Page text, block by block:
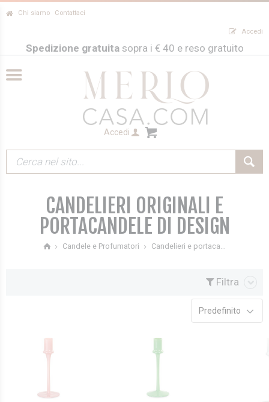
Chi siamo Contattaci
Accedi
Spedizione gratuitasopra i € 40 e reso gratuito
Accedi
CANDELIERI ORIGINALI E
PORTACANDELE DI DESIGN
Candele e Profumatori Candelieri e portaca...
Filtra
Predefinito